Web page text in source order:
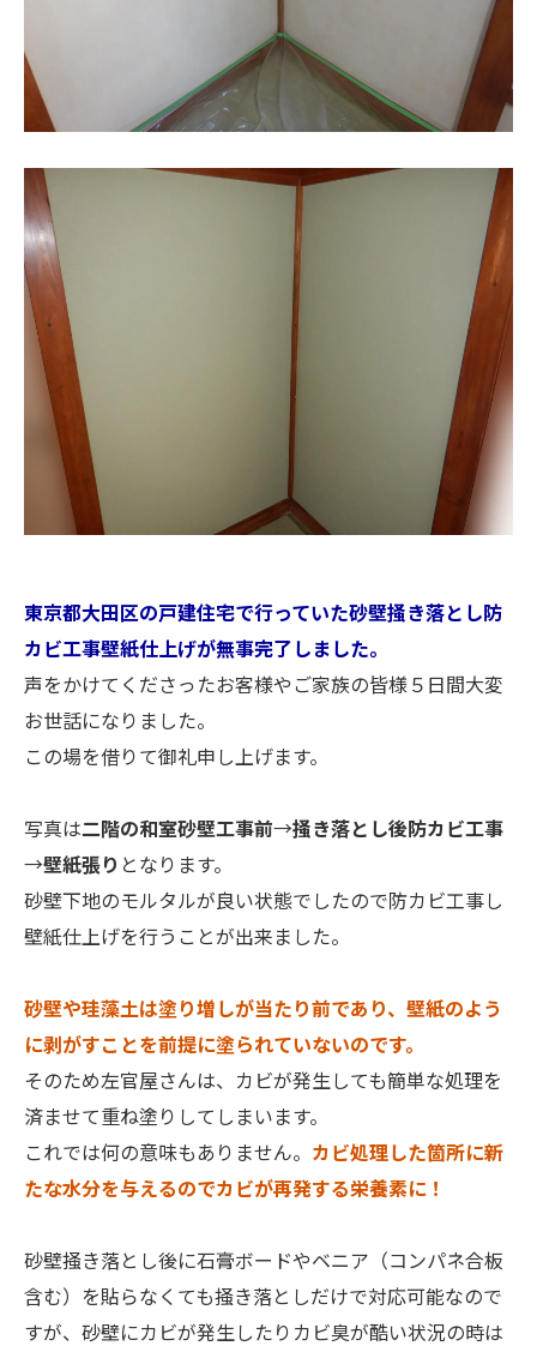
東京都大田区の戸建住宅で行っていた砂壁掻き落とし防
カビ工事壁紙仕上げが無事完了しました。
声をかけてくださったお客様やご家族の皆様５日間大変
お世話になりました。
この場を借りて御礼申し上げます。
写真は二階の和室砂壁工事前→掻き落とし後防カビ工事
→壁紙張り となります。
砂壁下地のモルタルが良い状態でしたので防カビ工事し
壁紙仕上げを行うことが出来ました。
砂壁や珪藻土は塗り増しが当たり前であり、壁紙のよう
に剥がすことを前提に塗られていないのです。
そのため左官屋さんは、カビが発生しても簡単な処理を
済ませて重ね塗りしてしまいます。
これでは何の意味もありません。 カビ処理した箇所に新
たな水分を与えるのでカビが再発する栄養素に！
砂壁掻き落とし後に石膏ボードやベニア（コンパネ合板
含む）を貼らなくても掻き落としだけで対応可能なので
すが、砂壁にカビが発生したりカビ臭が酷い状況の時は